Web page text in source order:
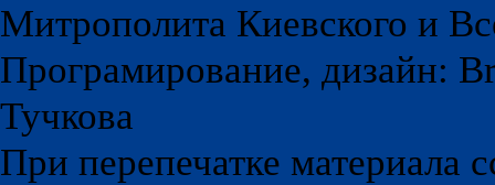
Митрополита Киевского и
Програмирование, дизайн:
Тучкова
При перепечатке материала